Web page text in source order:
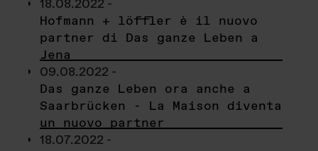
18.08.2022 -
Hofmann + löffler è il nuovo
partner di Das ganze Leben a
Jena
09.08.2022 -
Das ganze Leben ora anche a
Saarbrücken - La Maison diventa
un nuovo partner
18.07.2022 -